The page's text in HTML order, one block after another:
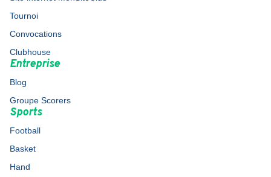
Tournoi
Convocations
Clubhouse
Entreprise
Blog
Groupe Scorers
Sports
Football
Basket
Hand